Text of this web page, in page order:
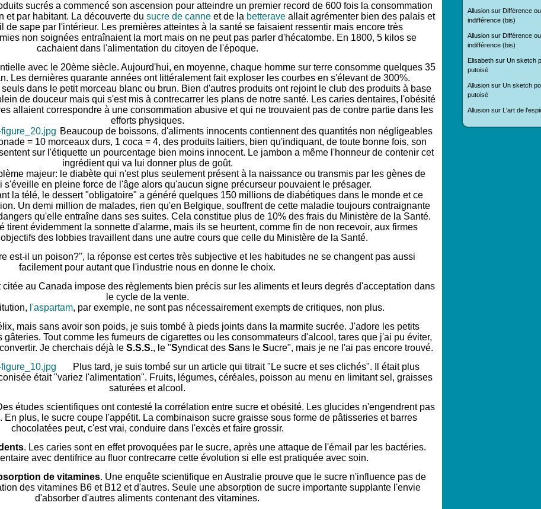
Allusion sur Différence ou
indifférence (bis)
Allusion sur Différence ou
indifférence (bis)
Elisabeth sur Un sketch
putoisé
Allusion sur Un sketch
putoisé
Allusion sur L'art de
sucrés a commencé son ascension pour atteindre un premier record de 600 fois la consommation
et par habitant. La découverte du sucre de canne et de la betterave allait agrémenter bien des palais et
de sape par l'intérieur. Les premières atteintes à la santé se faisaient ressentir mais encore très
non soignées entraînaient la mort mais on ne peut pas parler d'hécatombe. En 1800, 5 kilos se
cachaient dans l'alimentation du citoyen de l'époque.
avec le 20ème siècle. Aujourd'hui, en moyenne, chaque homme sur terre consomme quelques 35
Les dernières quarante années ont littéralement fait exploser les courbes en s'élevant de 300%.
dans le petit morceau blanc ou brun. Bien d'autres produits ont rejoint le club des produits à base
de douceur mais qui s'est mis à contrecarrer les plans de notre santé. Les caries dentaires, l'obésité
allaient correspondre à une consommation abusive et qui ne trouvaient pas de contre partie dans les
efforts physiques.
Beaucoup de boissons, d'aliments innocents contiennent des quantités non négligeables
= 10 morceaux durs, 1 coca = 4, des produits laitiers, bien qu'indiquant, de toute bonne fois, son
sur l'étiquette un pourcentage bien moins innocent. Le jambon a même l'honneur de contenir cet
ingrédient qui va lui donner plus de goût.
majeur: le diabète qui n'est plus seulement présent à la naissance ou transmis par les gènes de
s'éveille en pleine force de l'âge alors qu'aucun signe précurseur pouvaient le présager.
la télé, le dessert "obligatoire" a généré quelques 150 millions de diabétiques dans le monde et ce
Un demi million de malades, rien qu'en Belgique, souffrent de cette maladie toujours contraignante
qu'elle entraîne dans ses suites. Cela constitue plus de 10% des frais du Ministère de la Santé.
tirent évidemment la sonnette d'alarme, mais ils se heurtent, comme fin de non recevoir, aux firmes
des lobbies travaillent dans une autre cours que celle du Ministère de la Santé.
est-il un poison?", la réponse est certes très subjective et les habitudes ne se changent pas aussi
facilement pour autant que l'industrie nous en donne le choix.
citée au Canada impose des règlements bien précis sur les aliments et leurs degrés d'acceptation dans
le cycle de la vente.
l'aspartam, par exemple, ne sont pas nécessairement exempts de critiques, non plus.
mais sans avoir son poids, je suis tombé à pieds joints dans la marmite sucrée. J'adore les petits
Tout comme les fumeurs de cigarettes ou les consommateurs d'alcool, tares que j'ai pu éviter,
Je cherchais déjà le S.S.S., le "Syndicat des Sans le Sucre", mais je ne l'ai pas encore trouvé.
Plus tard, je suis tombé sur un article qui titrait "Le sucre et ses clichés". Il était plus
était "variez l'alimentation". Fruits, légumes, céréales, poisson au menu en limitant sel, graisses
saturées et alcool.
études scientifiques ont contesté la corrélation entre sucre et obésité. Les glucides n'engendrent pas
En plus, le sucre coupe l'appétit. La combinaison sucre graisse sous forme de pâtisseries et barres
chocolatées peut, c'est vrai, conduire dans l'excès et faire grossir.
. Les caries sont en effet provoquées par le sucre, après une attaque de l'émail par les bactéries.
avec dentifrice au fluor contrecarre cette évolution si elle est pratiquée avec soin.
de vitamines. Une enquête scientifique en Australie prouve que le sucre n'influence pas de
des vitamines B6 et B12 et d'autres. Seule une absorption de sucre importante supplante l'envie
d'absorber d'autres aliments contenant des vitamines.